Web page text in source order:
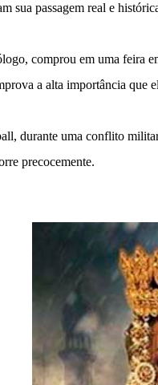
sua passagem real e
comprou em uma feira
a alta importância que
durante uma conflito
precocemente.